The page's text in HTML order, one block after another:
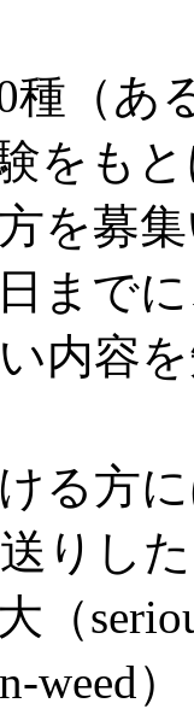
（あ
をも
を募
まで
内容
る方
りし
（
weed）